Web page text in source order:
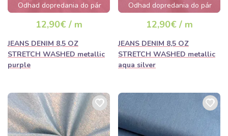
Odhad dopredania do pár
hodín
12,90€ / m
JEANS DENIM 8,5 OZ
STRETCH WASHED metallic
purple
Odhad dopredania do pár
hodín
12,90€ / m
JEANS DENIM 8,5 OZ
STRETCH WASHED metallic
aqua silver